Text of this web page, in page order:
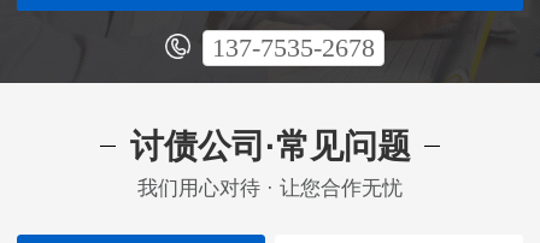
137-7535-2678
讨债公司·常见问题
我们用心对待 · 让您合作无忧